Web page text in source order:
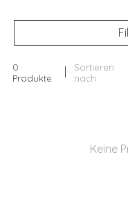
0
Produkte
Sortieren
nach
Keine